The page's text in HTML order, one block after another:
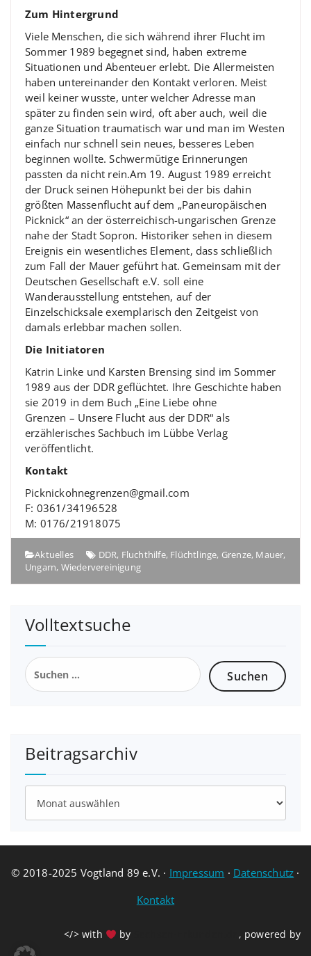
Zum Hintergrund
Viele Menschen, die sich während ihrer Flucht im
Sommer 1989 begegnet sind, haben extreme
Situationen und Abenteuer erlebt. Die Allermeisten
haben untereinander den Kontakt verloren. Meist
weil keiner wusste, unter welcher Adresse man
später zu finden sein wird, oft aber auch, weil die
ganze Situation traumatisch war und man im Westen
einfach nur schnell sein neues, besseres Leben
beginnen wollte. Schwermütige Erinnerungen
passten da nicht rein.Am 19. August 1989 erreicht
der Druck seinen Höhepunkt bei der bis dahin
größten Massenflucht auf dem „Paneuropäischen
Picknick“ an der österreichisch-ungarischen Grenze
nahe der Stadt Sopron. Historiker sehen in diesem
Ereignis ein wesentliches Element, dass schließlich
zum Fall der Mauer geführt hat. Gemeinsam mit der
Deutschen Gesellschaft e.V. soll eine
Wanderausstellung entstehen, auf der
Einzelschicksale exemplarisch den Zeitgeist von
damals erlebbar machen sollen.
Die Initiatoren
Katrin Linke und Karsten Brensing sind im Sommer
1989 aus der DDR geflüchtet. Ihre Geschichte haben
sie 2019 in dem Buch „Eine Liebe ohne
Grenzen – Unsere Flucht aus der DDR“ als
erzählerisches Sachbuch im Lübbe Verlag
veröffentlicht.
Kontakt
Picknickohnegrenzen@gmail.com
F: 0361/34196528
M: 0176/21918075
Aktuelles DDR, Fluchthilfe, Flüchtlinge, Grenze, Mauer,
Ungarn, Wiedervereinigung
Volltextsuche
Suchen
nach:
Beitragsarchiv
© 2018-2025 Vogtland 89 e.V. · Impressum · Datenschutz ·
Kontakt
</> with by , powered by